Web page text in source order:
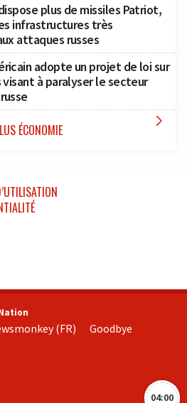
plus de missiles Patriot,
infrastructures très
attaques russes
adopte un projet de loi sur
visant à paralyser le secteur
ÉCONOMIE 
04:00
(FR) Goodbye